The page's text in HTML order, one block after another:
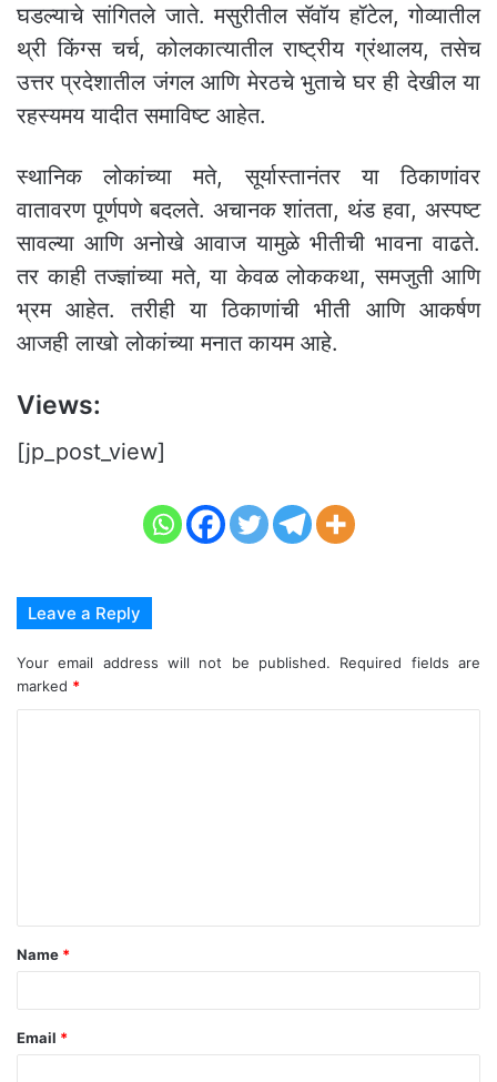
घडल्याचे सांगितले जाते. मसुरीतील सॅवॉय हॉटेल, गोव्यातील
थ्री किंग्स चर्च, कोलकात्यातील राष्ट्रीय ग्रंथालय, तसेच
उत्तर प्रदेशातील जंगल आणि मेरठचे भुताचे घर ही देखील या
रहस्यमय यादीत समाविष्ट आहेत.
स्थानिक लोकांच्या मते, सूर्यास्तानंतर या ठिकाणांवर
वातावरण पूर्णपणे बदलते. अचानक शांतता, थंड हवा, अस्पष्ट
सावल्या आणि अनोखे आवाज यामुळे भीतीची भावना वाढते.
तर काही तज्ज्ञांच्या मते, या केवळ लोककथा, समजुती आणि
भ्रम आहेत. तरीही या ठिकाणांची भीती आणि आकर्षण
आजही लाखो लोकांच्या मनात कायम आहे.
Views:
[jp_post_view]
Leave a Reply
Your email address will not be published.
Required fields are
marked *
t
*
Name *
Email *